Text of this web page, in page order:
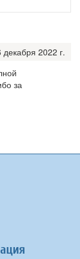
декабря 2022 г.
за